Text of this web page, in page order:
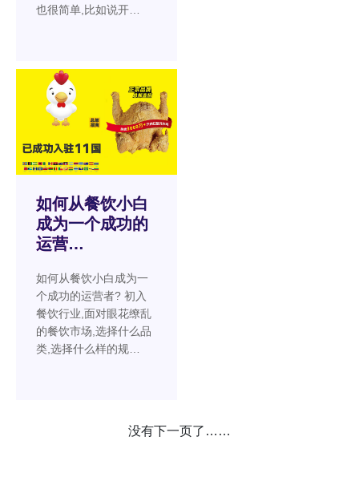
也很简单,比如说开…
如何从餐饮小白
成为一个成功的
运营…
如何从餐饮小白成为一
个成功的运营者? 初入
餐饮行业,面对眼花缭乱
的餐饮市场,选择什么品
类,选择什么样的规…
没有下一页了……